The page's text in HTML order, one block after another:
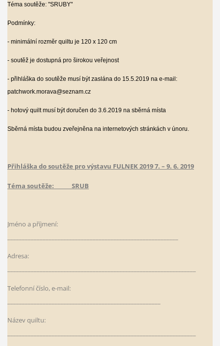
Téma soutěže: "SRUBY"
Podmínky:
- minimální rozměr quiltu je 120 x 120 cm
- soutěž je dostupná pro širokou veřejnost
- přihláška do soutěže musí být zaslána do 15.5.2019 na e-mail:
patchwork.morava@seznam.cz
- hotový quilt musí být doručen do 3.6.2019 na sběrná místa
Sběrná místa budou zveřejněna na internetových stránkách v únoru.
Přihláška do soutěže pro výstavu FULNEK 2019 7. – 9. 6. 2019
Téma soutěže: SRUB
Jméno a příjmení:
Adresa:
Telefonní číslo, e-mail:
Název quiltu: